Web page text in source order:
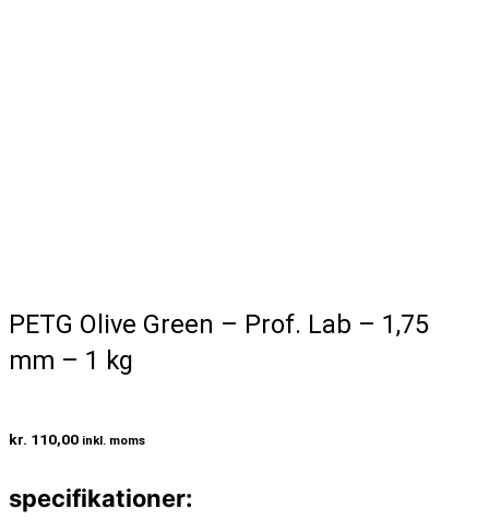
PETG Olive Green – Prof. Lab – 1,75
mm – 1 kg
kr. 110,00 inkl. moms
specifikationer: